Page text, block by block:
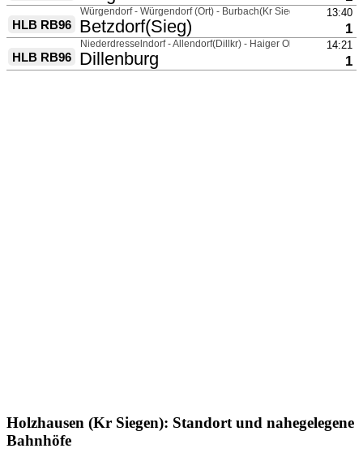
Holzhausen (Kr Siegen): Standort und nahegelegene
Bahnhöfe